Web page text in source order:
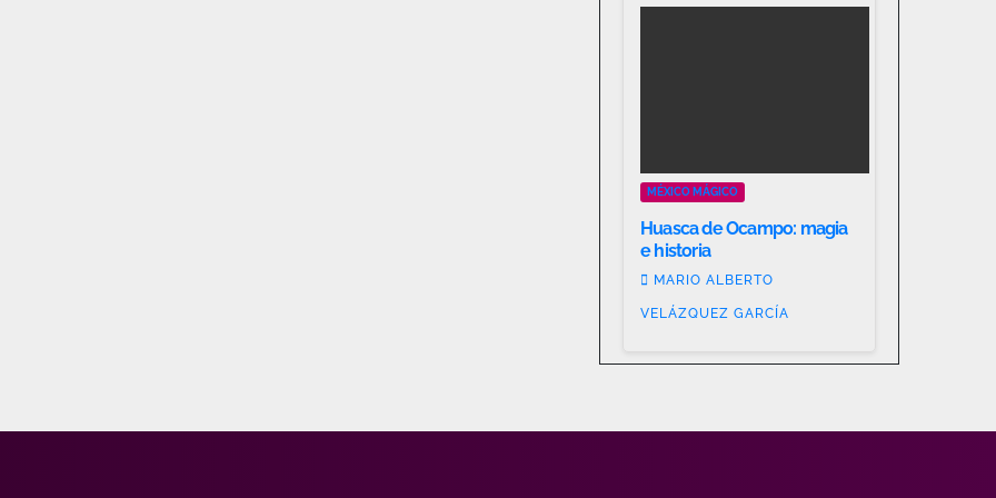
MÉXICO MÁGICO
Huasca de Ocampo: magia
e historia
MARIO ALBERTO
VELÁZQUEZ GARCÍA